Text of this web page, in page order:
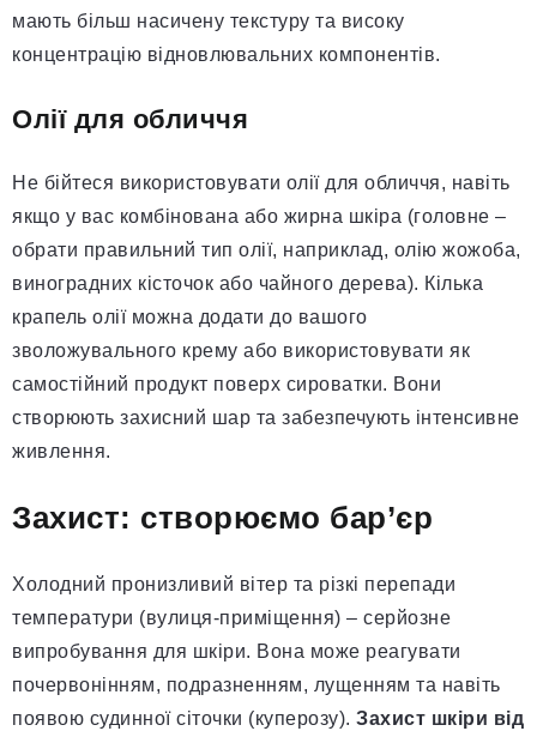
мають більш насичену текстуру та високу
концентрацію відновлювальних компонентів.
Олії для обличчя
Не бійтеся використовувати олії для обличчя, навіть
якщо у вас комбінована або жирна шкіра (головне –
обрати правильний тип олії, наприклад, олію жожоба,
виноградних кісточок або чайного дерева). Кілька
крапель олії можна додати до вашого
зволожувального крему або використовувати як
самостійний продукт поверх сироватки. Вони
створюють захисний шар та забезпечують інтенсивне
живлення.
Захист: створюємо бар’єр
Холодний пронизливий вітер та різкі перепади
температури (вулиця-приміщення) – серйозне
випробування для шкіри. Вона може реагувати
почервонінням, подразненням, лущенням та навіть
появою судинної сіточки (куперозу). Захист шкіри від